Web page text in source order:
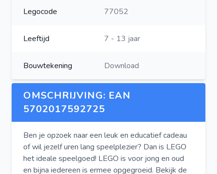
Legocode 77052
Leeftijd 7 - 13 jaar
Bouwtekening Download
OMSCHRIJVING: EAN
5702017592725
Ben je opzoek naar een leuk en educatief cadeau
of wil jezelf uren lang speelplezier? Dan is LEGO
het ideale speelgoed! LEGO is voor jong en oud
en bijna iedereen is ermee opgegroeid. Bekijk de